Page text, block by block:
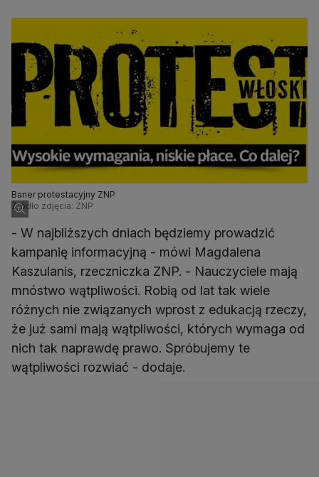
Baner protestacyjny ZNP
Źródło zdjęcia: ZNP
- W najbliższych dniach będziemy prowadzić
kampanię informacyjną - mówi Magdalena
Kaszulanis, rzeczniczka ZNP. - Nauczyciele mają
mnóstwo wątpliwości. Robią od lat tak wiele
różnych nie związanych wprost z edukacją rzeczy,
że już sami mają wątpliwości, których wymaga od
nich tak naprawdę prawo. Spróbujemy te
wątpliwości rozwiać - dodaje.